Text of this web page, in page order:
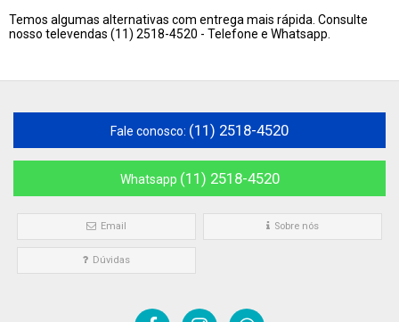
Temos algumas alternativas com entrega mais rápida. Consulte
nosso televendas (11) 2518-4520 - Telefone e Whatsapp.
Fale conosco: (11) 2518-4520
Whatsapp (11) 2518-4520
Email Sobre nós
Dúvidas